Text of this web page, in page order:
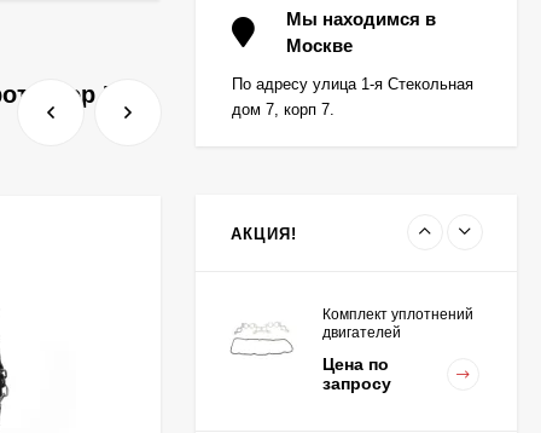
ED
Мы находимся в
Москве
По адресу улица 1-я Стекольная
дом 7, корп 7.
АКЦИЯ!
(1шт - 1 половинка) для
двигателей
K15,K21,K25
Цена по
Комплект уплотнений
двигателей
Цена по
запросу